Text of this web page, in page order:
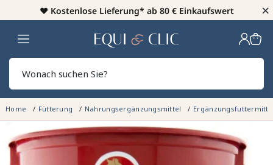
♥️ Kostenlose Lieferung* ab 80 € Einkaufswert ×
Heim
Home Fütterung Nahrungsergänzungsmittel